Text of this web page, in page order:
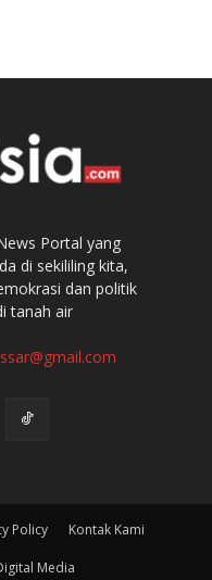
Portal yang
di sekililing kita,
dan politik
tanah air
Policy Kontak Kami
Media